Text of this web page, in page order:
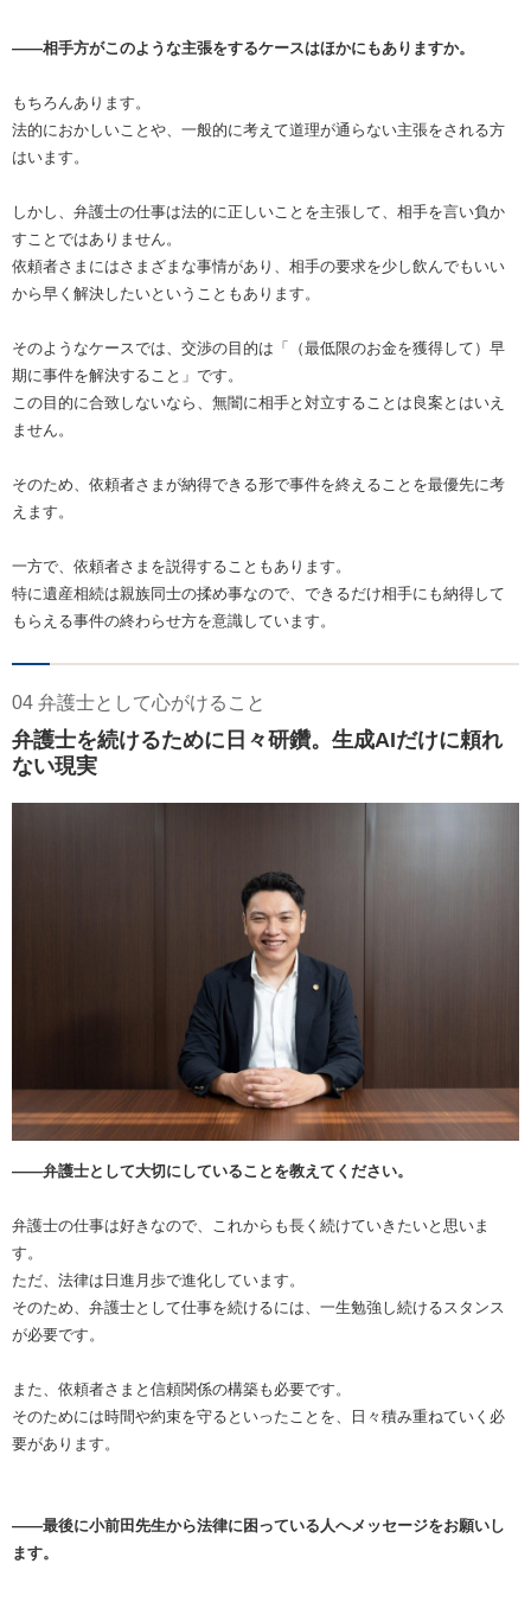
――相手方がこのような主張をするケースはほかにもありますか。
もちろんあります。
法的におかしいことや、一般的に考えて道理が通らない主張をされる方
はいます。
しかし、弁護士の仕事は法的に正しいことを主張して、相手を言い負か
すことではありません。
依頼者さまにはさまざまな事情があり、相手の要求を少し飲んでもいい
から早く解決したいということもあります。
そのようなケースでは、交渉の目的は「（最低限のお金を獲得して）早
期に事件を解決すること」です。
この目的に合致しないなら、無闇に相手と対立することは良案とはいえ
ません。
そのため、依頼者さまが納得できる形で事件を終えることを最優先に考
えます。
一方で、依頼者さまを説得することもあります。
特に遺産相続は親族同士の揉め事なので、できるだけ相手にも納得して
もらえる事件の終わらせ方を意識しています。
04 弁護士として心がけること
弁護士を続けるために日々研鑽。生成AIだけに頼れ
ない現実
――弁護士として大切にしていることを教えてください。
弁護士の仕事は好きなので、これからも長く続けていきたいと思いま
す。
ただ、法律は日進月歩で進化しています。
そのため、弁護士として仕事を続けるには、一生勉強し続けるスタンス
が必要です。
また、依頼者さまと信頼関係の構築も必要です。
そのためには時間や約束を守るといったことを、日々積み重ねていく必
要があります。
――最後に小前田先生から法律に困っている人へメッセージをお願いし
ます。